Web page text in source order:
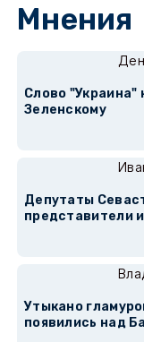
Мнения
Слово "Украина"
Зеленскому
Депутаты
представители
Утыкано
появились над